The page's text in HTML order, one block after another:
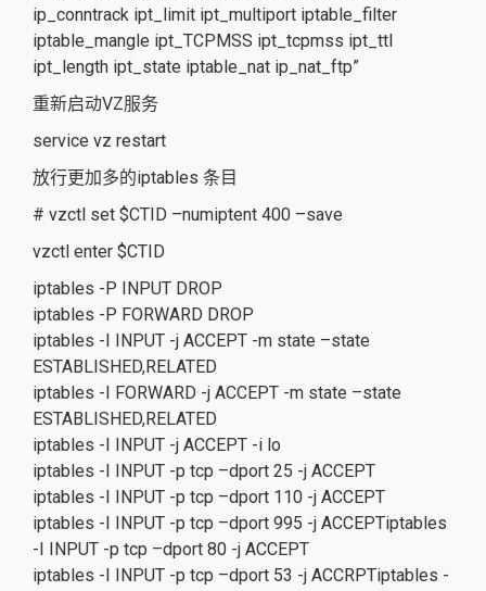
ip_conntrack ipt_limit ipt_multiport iptable_filter
iptable_mangle ipt_TCPMSS ipt_tcpmss ipt_ttl
ipt_length ipt_state iptable_nat ip_nat_ftp”
重新启动VZ服务
service vz restart
放行更加多的iptables 条目
# vzctl set $CTID –numiptent 400 –save
vzctl enter $CTID
iptables -P INPUT DROP
iptables -P FORWARD DROP
iptables -I INPUT -j ACCEPT -m state –state
ESTABLISHED,RELATED
iptables -I FORWARD -j ACCEPT -m state –state
ESTABLISHED,RELATED
iptables -I INPUT -j ACCEPT -i lo
iptables -I INPUT -p tcp –dport 25 -j ACCEPT
iptables -I INPUT -p tcp –dport 110 -j ACCEPT
iptables -I INPUT -p tcp –dport 995 -j ACCEPTiptables
-I INPUT -p tcp –dport 80 -j ACCEPT
iptables -I INPUT -p tcp –dport 53 -j ACCRPTiptables -